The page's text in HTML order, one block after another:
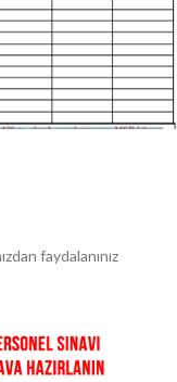
faydalanınız